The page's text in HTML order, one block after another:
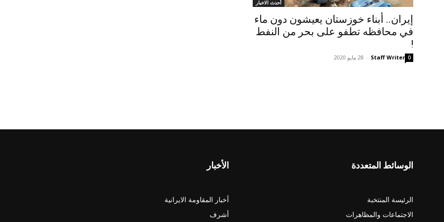
أحدث الاخبار
إيران.. أبناء خوزستان یعیشون دون ماء
في محافظه تطفو على بحر من النفط
!
Staff Writer
- 28 مايو 2020 0
الأخبار
أخبار المقاومة الايرانية
أشرف
الوسائط المتعددة
الرئيسة المنتخبة
الاجتماعات والمظاهرات